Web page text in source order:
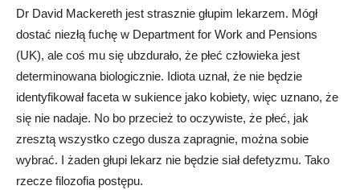
Dr David Mackereth jest strasznie głupim lekarzem. Mógł
dostać niezłą fuchę w Department for Work and Pensions
(UK), ale coś mu się ubzdurało, że płeć człowieka jest
determinowana biologicznie. Idiota uznał, że nie będzie
identyfikował faceta w sukience jako kobiety, więc uznano, że
się nie nadaje. No bo przecież to oczywiste, że płeć, jak
zresztą wszystko czego dusza zapragnie, można sobie
wybrać. I żaden głupi lekarz nie będzie siał defetyzmu. Tako
rzecze filozofia postępu.